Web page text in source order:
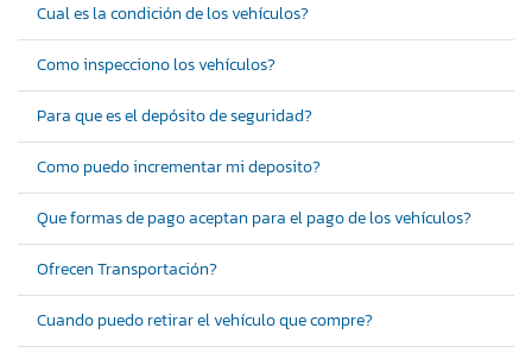
Cual es la condición de los vehículos?
Como inspecciono los vehículos?
Para que es el depósito de seguridad?
Como puedo incrementar mi deposito?
Que formas de pago aceptan para el pago de los vehículos?
Ofrecen Transportación?
Cuando puedo retirar el vehículo que compre?